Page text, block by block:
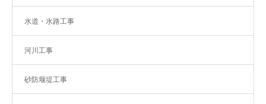
水道・水路工事
河川工事
砂防堰堤工事